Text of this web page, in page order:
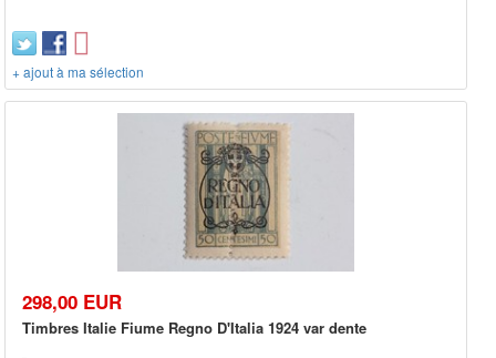
+ ajout à ma sélection
298,00 EUR
Timbres Italie Fiume Regno D'Italia 1924 var dente